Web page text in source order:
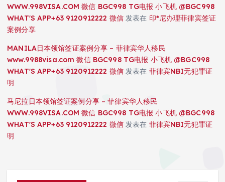
WWW.998VISA.COM 微信 BGC998 TG电报 小飞机 @BGC998
WHAT'S APP+63 9120912222 微信发表在 印*尼办理菲律宾签证
案例分享
MANILA日本领馆签证案例分享 – 菲律宾华人移民
www.9988visa.com 微信 BGC998 TG电报 小飞机 @BGC998
WHAT'S APP+63 9120912222 微信发表在 菲律宾NBI无犯罪证
明
马尼拉日本领馆签证案例分享 – 菲律宾华人移民
WWW.998VISA.COM 微信 BGC998 TG电报 小飞机 @BGC998
WHAT'S APP+63 9120912222 微信发表在 菲律宾NBI无犯罪证
明